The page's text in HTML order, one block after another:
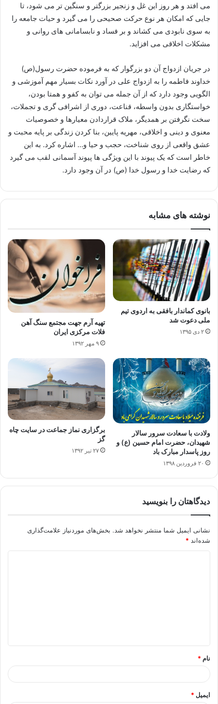
می افتد و هر روز این غل و زنجیر بزرگتر و سنگین تر می شود، تا
جایی که امکان هر نوع حرکت صحیحی را می گیرد و حیات جامعه را
به سوی نابودی می کشاند و بر فساد و نابسامانی های روانی و
مشکلات اخلاقی می افزاید.
در جریان ازدواج آن دو بزرگوار که به فرموده حضرت رسول(ص)
خداوند فاطمه را به ازدواج علی در آورد نکات بسیار مهم آموزشی و
الگویی وجود دارد که از آن جمله می توان به کفو و همتا بودن،
خواستگاری بدون واسطه، قناعت، دوری از اشرافی گری و تجملات،
سخت نگرفتن بر همدیگر، ملاک قراردادن معیارها و خصوصیات
معنوی و دینی و اخلاقی، مهریه پایین، بنا کردن زندگی بر پایه محبت و
عشق واقعی از روی شناخت، حجب و حیا و… اشاره کرد. به این
خاطر است که یک پیوند با این ویژگی ها پیوند آسمانی لقب می گیرد
که رضایت خدا و رسول خدا (ص) در آن وجود دارد.
نوشته های مشابه
بانوی کماندار بافقی به اردوی تیم
ملی دعوت شد
۲ دی ۱۳۹۵
تهیه آرم جهت مجتمع سنگ آهن
فلات مرکزی ایران
۹ مهر ۱۳۹۲
ولادت با سعادت سرور سالار
شهیدان، حضرت امام حسین (ع) و
روز پاسدار مبارک باد
۲۰ فروردین ۱۳۹۸
برگزاری نماز جماعت در سایت چاه
گز
۲۷ تیر ۱۳۹۲
دیدگاهتان را بنویسید
نشانی ایمیل شما منتشر نخواهد شد. بخش‌های موردنیاز علامت‌گذاری
شده‌اند *
*
نام *
ایمیل *